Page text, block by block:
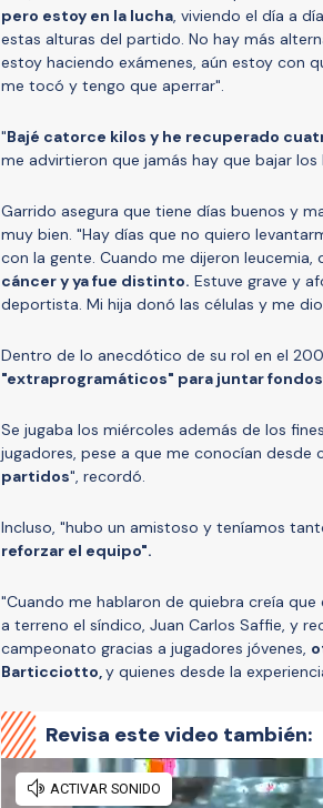
pero estoy en la lucha, viviendo el día a
estas alturas del partido. No hay más
estoy haciendo exámenes, aún estoy con
me tocó y tengo que aperrar".
"Bajé catorce kilos y he recuperado
me advirtieron que jamás hay que bajar
Garrido asegura que tiene días buenos y
muy bien. "Hay días que no quiero
con la gente. Cuando me dijeron leucemia,
cáncer y ya fue distinto. Estuve grave y
deportista. Mi hija donó las células y me
Dentro de lo anecdótico de su rol en el
"extraprogramáticos" para juntar fondos
Se jugaba los miércoles además de los
jugadores, pese a que me conocían desde
partidos", recordó.
Incluso, "hubo un amistoso y teníamos
reforzar el equipo".
"Cuando me hablaron de quiebra creía
a terreno el síndico, Juan Carlos Saffie, y
campeonato gracias a jugadores jóvenes,
Barticciotto,y quienes desde la
Revisa este video también: